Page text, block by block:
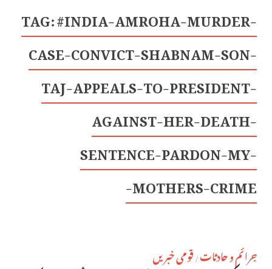
TAG:#INDIA-AMROHA-MURDER-
CASE-CONVICT-SHABNAM-SON-
TAJ-APPEALS-TO-PRESIDENT-
AGAINST-HER-DEATH-
SENTENCE-PARDON-MY-
MOTHERS-CRIME-
جرائم و حادثات / قومی خبریں